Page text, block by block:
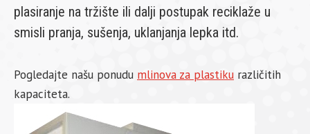
plasiranje na tržište ili dalji postupak reciklaže u
smisli pranja, sušenja, uklanjanja lepka itd.
Pogledajte našu ponudu mlinova za plastiku različitih
kapaciteta.